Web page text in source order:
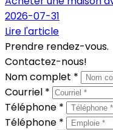
2026-07-31
Lire l'article
Prendre rendez-vous.
Contactez-nous!
Nom complet *
Courriel *
Téléphone *
Téléphone *